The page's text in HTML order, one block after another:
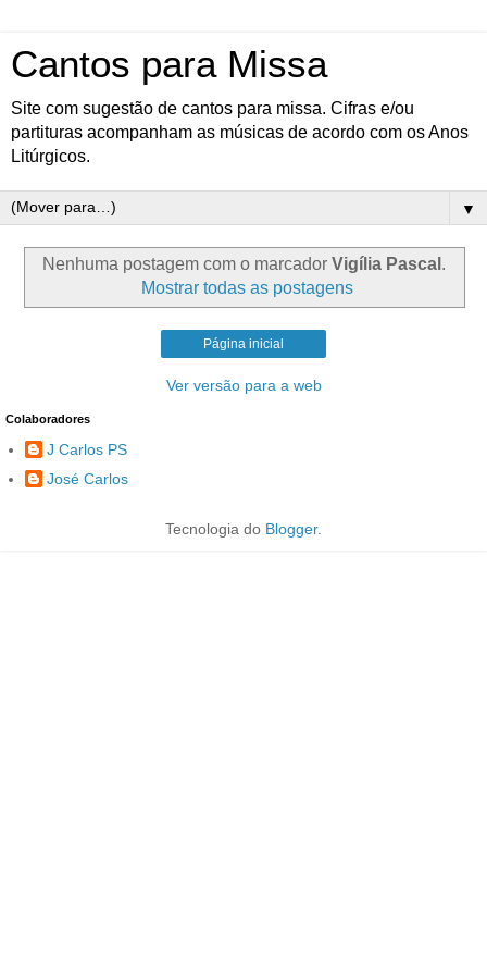
Cantos para Missa
Site com sugestão de cantos para missa. Cifras e/ou
partituras acompanham as músicas de acordo com os Anos
Litúrgicos.
▼
Nenhuma postagem com o marcador Vigília Pascal .
Mostrar todas as postagens
Página inicial
Ver versão para a web
Colaboradores
J Carlos PS
José Carlos
Tecnologia do Blogger.